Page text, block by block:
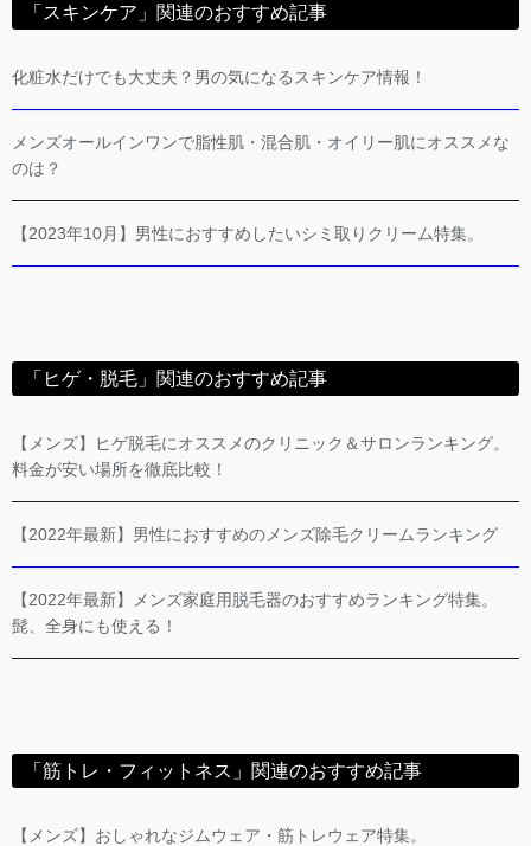
「スキンケア」関連のおすすめ記事
化粧水だけでも大丈夫？男の気になるスキンケア情報！
メンズオールインワンで脂性肌・混合肌・オイリー肌にオススメな
のは？
【2023年10月】男性におすすめしたいシミ取りクリーム特集。
「ヒゲ・脱毛」関連のおすすめ記事
【メンズ】ヒゲ脱毛にオススメのクリニック＆サロンランキング。
料金が安い場所を徹底比較！
【2022年最新】男性におすすめのメンズ除毛クリームランキング
【2022年最新】メンズ家庭用脱毛器のおすすめランキング特集。
髭、全身にも使える！
「筋トレ・フィットネス」関連のおすすめ記事
【メンズ】おしゃれなジムウェア・筋トレウェア特集。